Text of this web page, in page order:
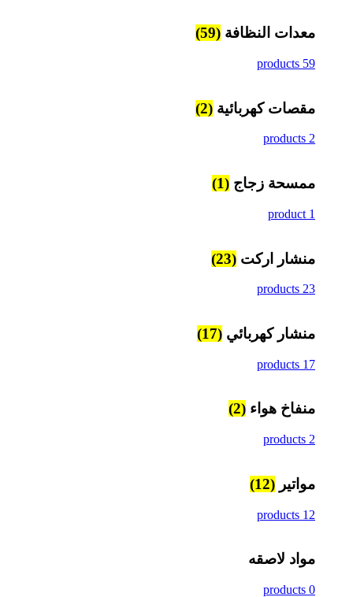
معدات النظافة (59)
59 products
مقصات كهربائية (2)
2 products
ممسحة زجاج (1)
1 product
منشار اركت (23)
23 products
منشار كهربائي (17)
17 products
منفاخ هواء (2)
2 products
مواتير (12)
12 products
مواد لاصقه
0 products